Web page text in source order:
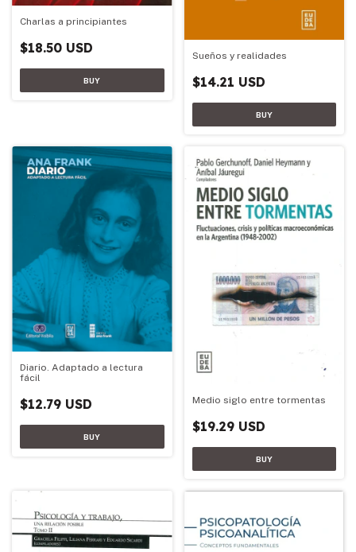
Charlas a principiantes
$18.50 USD
Sueños y realidades
$14.21 USD
Diario. Adaptado a lectura
fácil
$12.79 USD Medio siglo entre tormentas
$19.29 USD